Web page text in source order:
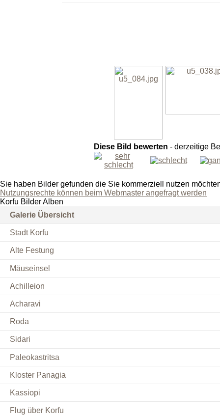
Diese Bild bewerten - derzeitige
Sie haben Bilder gefunden die Sie kommerziell nutzen
Nutzungsrechte können beim Webmaster angefragt werden
Korfu Bilder Alben
Galerie Übersicht
Stadt Korfu
Alte Festung
Mäuseinsel
Achilleion
Acharavi
Roda
Sidari
Paleokastritsa
Kloster Panagia
Kassiopi
Flug über Korfu